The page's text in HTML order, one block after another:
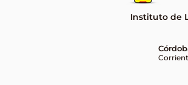
Instituto de